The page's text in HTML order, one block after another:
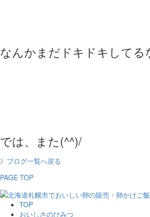
なんかまだドキドキしてる
では、また(^^)/
》ブログ一覧へ戻る
PAGE TOP
TOP
おいしさのひみつ